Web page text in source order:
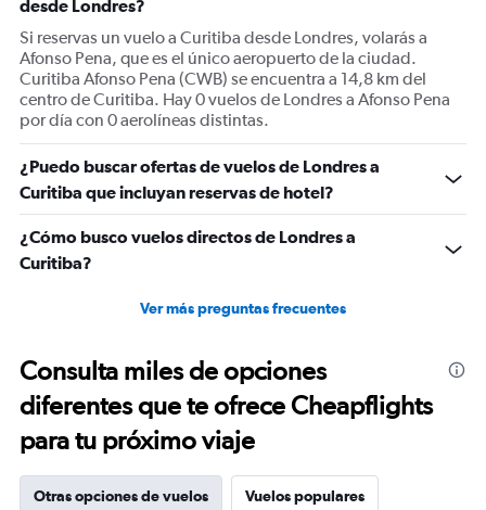
axis
values.
Range:
0
to
2400.
desde Londres?
Si reservas un vuelo a Curitiba desde Londres, volarás a
Afonso Pena, que es el único aeropuerto de la ciudad.
Curitiba Afonso Pena (CWB) se encuentra a 14,8 km del
centro de Curitiba. Hay 0 vuelos de Londres a Afonso Pena
por día con 0 aerolíneas distintas.
¿Puedo buscar ofertas de vuelos de Londres a
Curitiba que incluyan reservas de hotel?
¿Cómo busco vuelos directos de Londres a
Curitiba?
Ver más preguntas frecuentes
Consulta miles de opciones
diferentes que te ofrece Cheapflights
para tu próximo viaje
Otras opciones de vuelos Vuelos populares